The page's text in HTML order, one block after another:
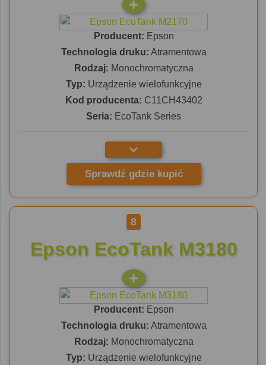
Producent: Epson
Technologia druku: Atramentowa
Rodzaj: Monochromatyczna
Typ: Urządzenie wielofunkcyjne
Kod producenta: C11CH43402
Seria: EcoTank Series
Sprawdź gdzie kupić
8
Epson EcoTank M3180
Producent: Epson
Technologia druku: Atramentowa
Rodzaj: Monochromatyczna
Typ: Urządzenie wielofunkcyjne